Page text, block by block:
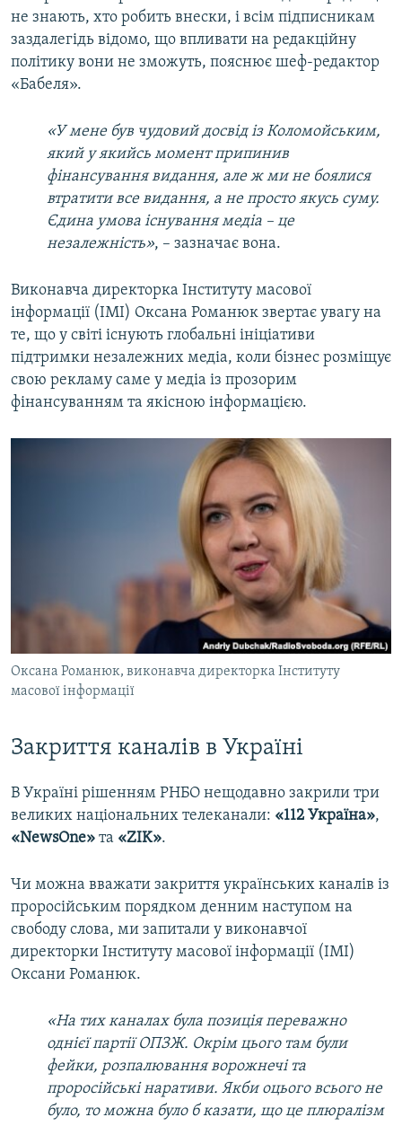
не знають, хто робить внески, і всім підписникам
заздалегідь відомо, що впливати на редакційну
політику вони не зможуть, пояснює шеф-редактор
«Бабеля».
«У мене був чудовий досвід із Коломойським,
який у якийсь момент припинив
фінансування видання, але ж ми не боялися
втратити все видання, а не просто якусь суму.
Єдина умова існування медіа – це
незалежність», – зазначає вона.
Виконавча директорка Інституту масової
інформації (ІМІ) Оксана Романюк звертає увагу на
те, що у світі існують глобальні ініціативи
підтримки незалежних медіа, коли бізнес розміщує
свою рекламу саме у медіа із прозорим
фінансуванням та якісною інформацією.
Оксана Романюк, виконавча директорка Інституту
масової інформації
Закриття каналів в Україні
В Україні рішенням РНБО нещодавно закрили три
великих національних телеканали: «112 Україна»,
«NewsOne» та «ZIK».
Чи можна вважати закриття українських каналів із
проросійським порядком денним наступом на
свободу слова, ми запитали у виконавчої
директорки Інституту масової інформації (ІМІ)
Оксани Романюк.
«На тих каналах була позиція переважно
однієї партії ОПЗЖ. Окрім цього там були
фейки, розпалювання ворожнечі та
проросійські наративи. Якби оцього всього не
було, то можна було б казати, що це плюралізм